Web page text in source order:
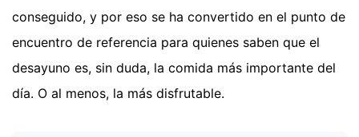
conseguido, y por eso se ha convertido en el punto de
encuentro de referencia para quienes saben que el
desayuno es, sin duda, la comida más importante del
día. O al menos, la más disfrutable.